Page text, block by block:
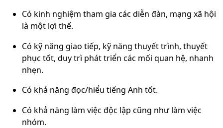
Có kinh nghiệm tham gia các diễn đàn, mạng xã hội
là một lợi thế.
Có kỹ năng giao tiếp, kỹ năng thuyết trình, thuyết
phục tốt, duy trì phát triển các mối quan hệ, nhanh
nhẹn.
Có khả năng đọc/hiểu tiếng Anh tốt.
Có khả năng làm việc độc lập cũng như làm việc
nhóm.